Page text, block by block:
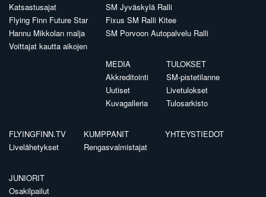
Katsastusajat
Flying Finn Future Star
Hannu Mikkolan malja
Voittajat kautta aikojen
SM Jyväskylä Ralli
Fixus SM Ralli Kitee
SM Porvoon Autopalvelu Ralli
MEDIA
Akkreditointi
Uutiset
Kuvagalleria
TULOKSET
SM-pistetilanne
Livetulokset
Tulosarkisto
FLYINGFINN.TV
Livelähetykset
KUMPPANIT
Rengasvalmistajat
YHTEYSTIEDOT
JUNIORIT
Osakilpailut